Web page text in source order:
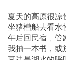
夏天的高原很凉
坐猪槽船去看水
午后回民宿，管
我抽一本书，或